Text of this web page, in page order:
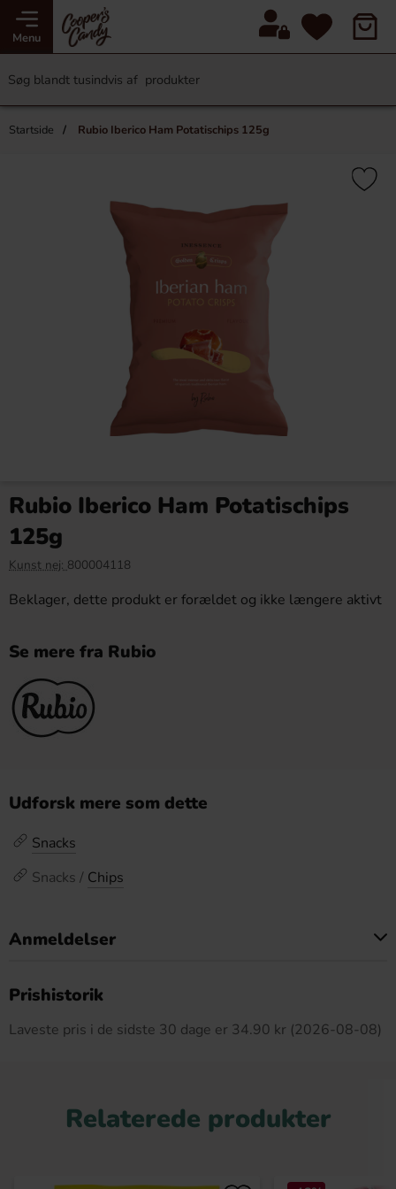
Menu
Startside Rubio Iberico Ham Potatischips 125g
Rubio Iberico Ham Potatischips
125g
Kunst nej: 800004118
Beklager, dette produkt er forældet og ikke længere aktivt
Se mere fra Rubio
Udforsk mere som dette
Snacks
Snacks / Chips
Anmeldelser
Prishistorik
Laveste pris i de sidste 30 dage er 34.90 kr (2026-08-08)
Relaterede produkter